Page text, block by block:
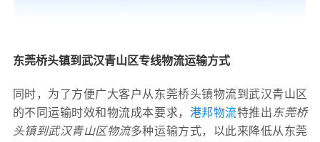
东莞桥头镇到武汉青山区专线物流运输方式
同时，为了方便广大客户从东莞桥头镇物流到武汉青山区
的不同运输时效和物流成本要求， 港邦物流特推出东莞桥
头镇到武汉青山区物流多种运输方式，以此来降低从东莞